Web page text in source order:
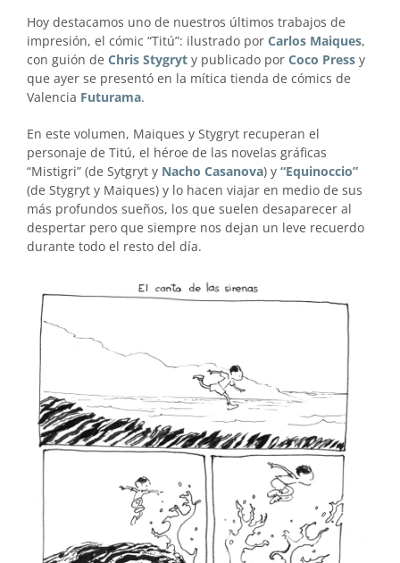
Hoy destacamos uno de nuestros últimos trabajos de
impresión, el cómic “Titú”: ilustrado por Carlos Maiques,
con guión de Chris Stygryty publicado porCoco Pressy
que ayer se presentó en la mítica tienda de cómics de
Valencia Futurama.
En este volumen, Maiques y Stygryt recuperan el
personaje de Titú, el héroe de las novelas gráficas
“Mistigri” (de Sytgryt y Nacho Casanova) y “Equinoccio”
(de Stygryt y Maiques) y lo hacen viajar en medio de sus
más profundos sueños, los que suelen desaparecer al
despertar pero que siempre nos dejan un leve recuerdo
durante todo el resto del día.